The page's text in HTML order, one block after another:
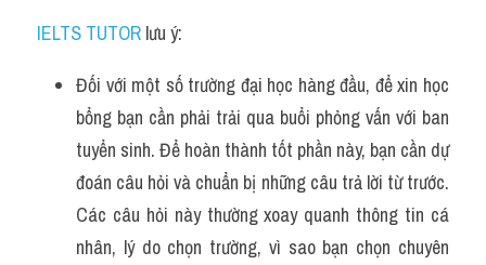
IELTS TUTOR lưu ý:
Đối với một số trường đại học hàng đầu, để xin học
bổng bạn cần phải trải qua buổi phỏng vấn với ban
tuyển sinh. Để hoàn thành tốt phần này, bạn cần dự
đoán câu hỏi và chuẩn bị những câu trả lời từ trước.
Các câu hỏi này thường xoay quanh thông tin cá
nhân, lý do chọn trường, vì sao bạn chọn chuyên